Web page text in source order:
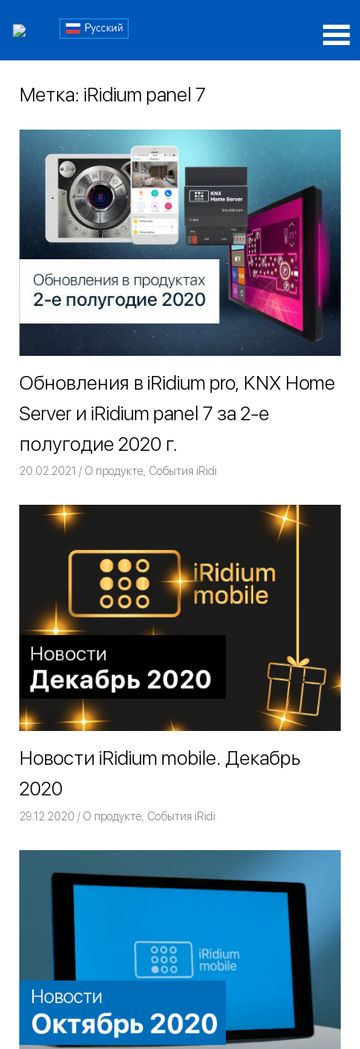
содержимому
Блог
Метка: iRidium panel 7
Обновления в iRidium pro, KNX Home
Server и iRidium panel 7 за 2-е
полугодие 2020 г.
20.02.2021 Команда iRidium mobile
О продукте, События iRidi
Новости iRidium mobile. Декабрь
2020
29.12.2020 Команда iRidium mobile
О продукте, События iRidi